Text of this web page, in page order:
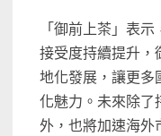
「御前上茶」表
接受度持續提升，
地化發展，讓更多
化魅力。未來除了
外，也將加速海外